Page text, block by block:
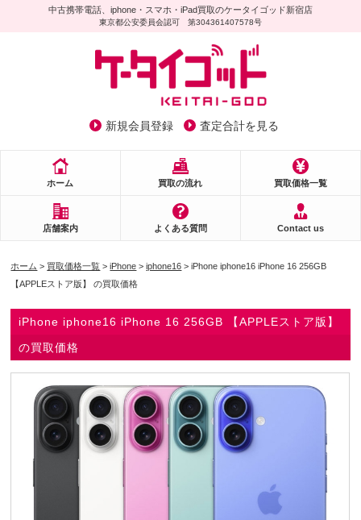
中古携帯電話、iphone・スマホ・iPad買取のケータイゴッド新宿店
東京都公安委員会認可 第304361407578号
新規会員登録 査定合計を見る
ホーム 買取の流れ 買取価格一覧
店舗案内 よくある質問 Contact us
ホーム > 買取価格一覧 >iPhone >iphone16 > iPhone iphone16 iPhone 16 256GB
【APPLEストア版】 の買取価格
iPhone iphone16 iPhone 16 256GB 【APPLEストア版】
の買取価格